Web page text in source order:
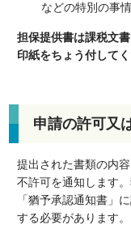
などの特別の事
担保提供書は課税文
印紙をちょう付してく
申請の許可又
提出された書類の内
不許可を通知します
「猶予承認通知書」
する必要があります。